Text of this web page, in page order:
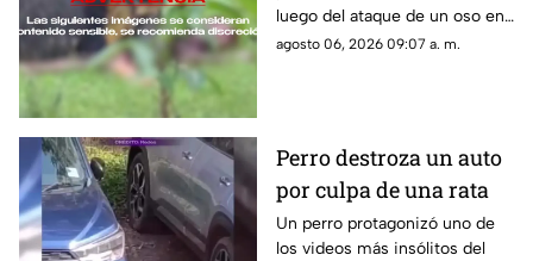
devorados por un oso
luego del ataque de un oso en
el distrito de Kanker en India;
agosto 06, 2026 09:07 a. m.
Perro destroza un auto
por culpa de una rata
Un perro protagonizó uno de
los videos más insólitos del